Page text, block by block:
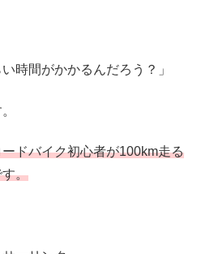
時間がかかるんだろう？」
ドバイク初心者が100km走る
。